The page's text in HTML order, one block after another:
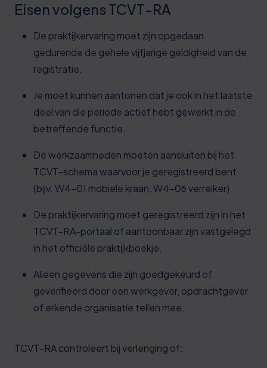
Eisen volgens TCVT-RA
De praktijkervaring moet zijn opgedaan
gedurende de gehele vijfjarige geldigheid van de
registratie.
Je moet kunnen aantonen dat je ook in het laatste
deel van die periode actief hebt gewerkt in de
betreffende functie.
De werkzaamheden moeten aansluiten bij het
TCVT-schema waarvoor je geregistreerd bent
(bijv. W4-01 mobiele kraan, W4-06 verreiker).
De praktijkervaring moet geregistreerd zijn in het
TCVT-RA-portaal of aantoonbaar zijn vastgelegd
in het officiële praktijkboekje.
Alleen gegevens die zijn goedgekeurd of
geverifieerd door een werkgever, opdrachtgever
of erkende organisatie tellen mee.
TCVT-RA controleert bij verlenging of: